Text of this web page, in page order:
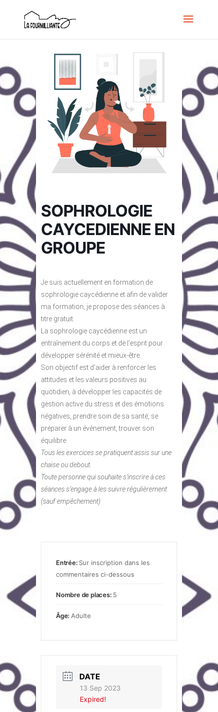
SOPHROLOGIE
CAYCEDIENNE EN
GROUPE
Je suis actuellement en formation de
sophrologie caycédienne et afin de valider
ma formation, je propose des séances à
titre gratuit.
La sophrologie caycédienne est un
entraînement du corps et de l’esprit pour
développer sérénité et mieux-être.
Son objectif est d’aider à renforcer les
attitudes et les valeurs positives au
quotidien, à développer les capacités de
gestion active du stress et des émotions
négatives, prendre soin de sa santé, se
préparer à un évènement, trouver son
équilibre.
Tous les exercices se pratiquent assis sur une
chaise ou debout.
Toute personne qui souhaite s’inscrire à ces
séances s’engage à les suivre régulièrement
(sauf empêchement)
Entrée: Sur inscription dans les
commentaires ci-dessous
Nombre de places: 5
Âge: Adulte
DATE
13 Sep 2023
Expired!